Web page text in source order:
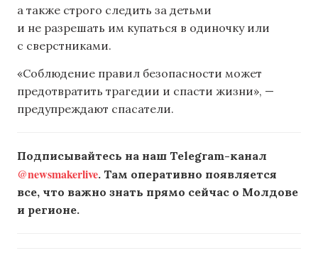
а также строго следить за детьми
и не разрешать им купаться в одиночку или
с сверстниками.
«Соблюдение правил безопасности может
предотвратить трагедии и спасти жизни», —
предупреждают спасатели.
Подписывайтесь на наш Telegram-канал
@newsmakerlive. Там оперативно появляется
все, что важно знать прямо сейчас о Молдове
и регионе.